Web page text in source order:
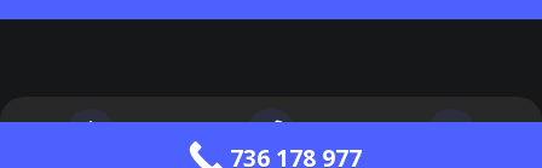
736 178 977